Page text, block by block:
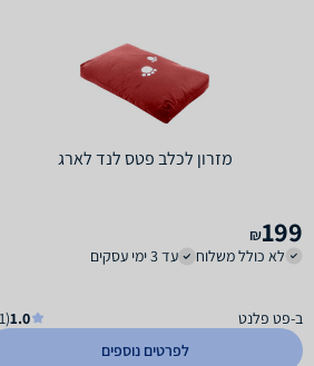
מזרון לכלב פטס לנד לארג
199
₪
לא כולל משלוח
עד 3 ימי עסקים
ב-פט פלנט 1.0
(41)
לפרטים נוספים